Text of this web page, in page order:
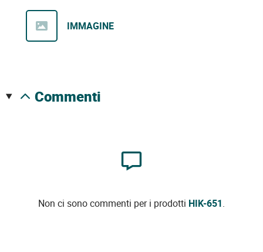
IMMAGINE
commenti
Non ci sono commenti per i prodotti HIK-651.